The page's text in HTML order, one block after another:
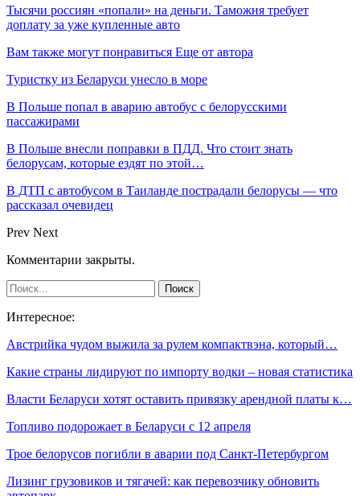
Тысячи россиян «попали» на деньги. Таможня требует
доплату за уже купленные авто
Вам также могут понравиться Еще от автора
Туристку из Беларуси унесло в море
В Польше попал в аварию автобус с белорусскими
пассажирами
В Польше внесли поправки в ПДД. Что стоит знать
белорусам, которые ездят по этой…
В ДТП с автобусом в Таиланде пострадали белорусы — что
рассказал очевидец
Prev Next
Комментарии закрыты.
Интересное:
Австрийка чудом выжила за рулем компактвэна, который…
Какие страны лидируют по импорту водки – новая статистика
Власти Беларуси хотят оставить привязку арендной платы к…
Топливо подорожает в Беларуси с 12 апреля
Трое белорусов погибли в аварии под Санкт-Петербургом
Лизинг грузовиков и тягачей: как перевозчику обновить